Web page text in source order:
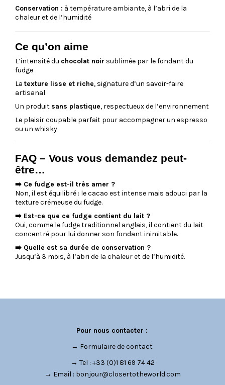
Conservation : à température ambiante, à l’abri de la
chaleur et de l’humidité
Ce qu’on aime
L’intensité du chocolat noir sublimée par le fondant du
fudge
La texture lisse et riche, signature d’un savoir-faire
artisanal
Un produit sans plastique, respectueux de l’environnement
Le plaisir coupable parfait pour accompagner un espresso
ou un whisky
FAQ – Vous vous demandez peut-
être…
➡️ Ce fudge est-il très amer ?
Non, il est équilibré : le cacao est intense mais adouci par la
texture crémeuse du fudge.
➡️ Est-ce que ce fudge contient du lait ?
Oui, comme le fudge traditionnel anglais, il contient du lait
concentré pour lui donner son fondant inimitable.
➡️ Quelle est sa durée de conservation ?
Jusqu’à 3 mois, à l’abri de la chaleur et de l’humidité.
Pour nous contacter :
→ Formulaire de contact
→ Tel : +33 (0)1 81 69 74 42
→ Email : bonjour@closertotheworld.com